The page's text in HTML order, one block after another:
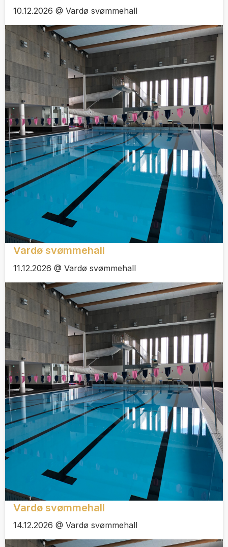
10.12.2026 @ Vardø svømmehall
Vardø svømmehall
11.12.2026 @ Vardø svømmehall
Vardø svømmehall
14.12.2026 @ Vardø svømmehall